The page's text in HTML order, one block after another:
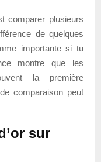
comparer plusieurs
de quelques
importante si tu
montre que les
la première
comparaison peut
sur